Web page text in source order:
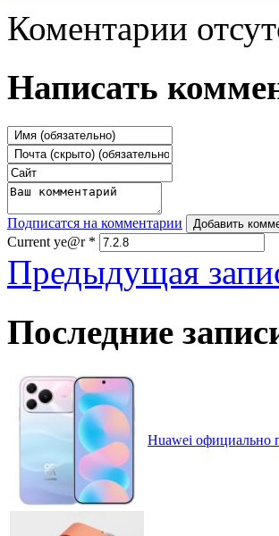
Коментарии
Написать
Подписатся на комментарии Добавить
Current ye@r *
Предыдущая
Последние
Huawei официально